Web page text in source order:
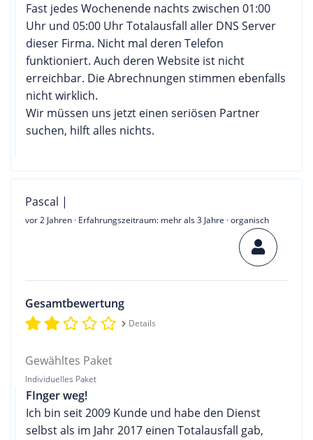
Fast jedes Wochenende nachts zwischen 01:00
Uhr und 05:00 Uhr Totalausfall aller DNS Server
dieser Firma. Nicht mal deren Telefon
funktioniert. Auch deren Website ist nicht
erreichbar. Die Abrechnungen stimmen ebenfalls
nicht wirklich.
Wir müssen uns jetzt einen seriösen Partner
suchen, hilft alles nichts.
Pascal |
vor 2 Jahren · Erfahrungszeitraum: mehr als 3 Jahre · organisch
Gesamtbewertung
Details
Gewähltes Paket
Individuelles Paket
FInger weg!
Ich bin seit 2009 Kunde und habe den Dienst
selbst als im Jahr 2017 einen Totalausfall gab,